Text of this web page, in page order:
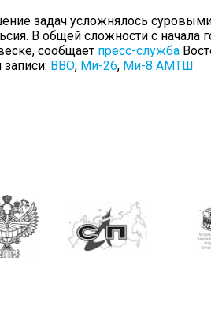
задач усложнялось
В общей сложности с
сообщает пресс-служба
записи: ВВО, Ми-26, Ми-8 АМТШ